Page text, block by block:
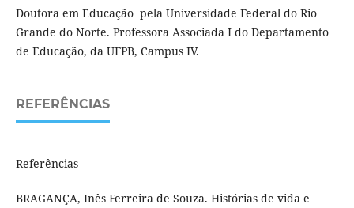
Doutora em Educação pela Universidade Federal do Rio
Grande do Norte. Professora Associada I do Departamento
de Educação, da UFPB, Campus IV.
REFERÊNCIAS
Referências
BRAGANÇA, Inês Ferreira de Souza. Histórias de vida e